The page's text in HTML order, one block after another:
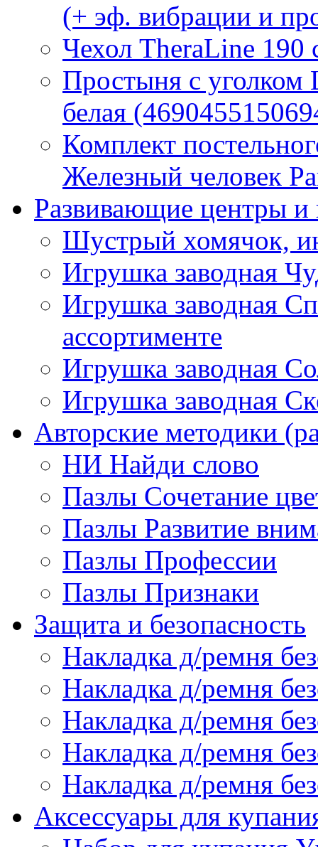
(+ эф. вибрации и
Чехол TheraLine
Простыня с
белая
Комплект
Железный человек
Развивающие центры и
Шустрый хомячок,
Игрушка заводная
Игрушка заводная
ассортименте
Игрушка заводная
Игрушка заводная
Авторские методики
НИ Найди слово
Пазлы Сочетание
Пазлы Развитие
Пазлы Профессии
Пазлы Признаки
Защита и безопасность
Накладка д/ремня
Накладка д/ремня
Накладка д/ремня
Накладка д/ремня
Накладка д/ремня
Аксессуары для